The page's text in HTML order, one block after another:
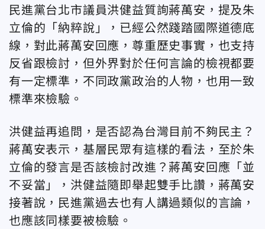
民進黨台北市議員洪健益質詢蔣萬安， 提及朱
立倫的「納粹說」，已經公然踐踏國際道德底
線，對此蔣萬安回應， 尊重歷史事實，也支持
反省跟檢討，但外界對於任何言論的檢視都要
有一定標準，不同政黨政治的人物，也用一致
標準來檢驗。
洪健益再追問， 是否認為台灣目前不夠民主？
蔣萬安表示， 基層民眾有這樣的看法，至於朱
立倫的發言是否該檢討改進？蔣萬安回應「並
不妥當」， 洪健益隨即舉起雙手比讚，蔣萬安
接著說， 民進黨過去也有人講過類似的言論，
也應該同樣要被檢驗。